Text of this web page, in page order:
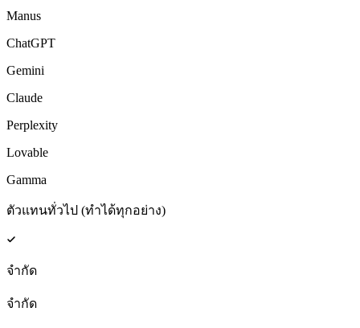
Manus
ChatGPT
Gemini
Claude
Perplexity
Lovable
Gamma
ตัวแทนทั่วไป (ทำได้ทุกอย่าง)
จำกัด
จำกัด